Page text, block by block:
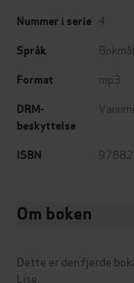
Nummer i serie 4
Språk Bokmål
Format mp3
DRM-
beskyttelse
ISBN
Om boken
Dette er den fjerde